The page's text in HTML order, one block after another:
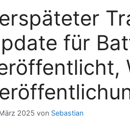
für
2025 von Sebastian